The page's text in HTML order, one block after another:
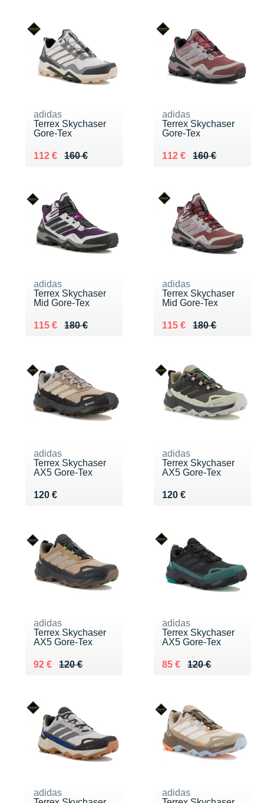
adidas
Terrex Skychaser
Gore-Tex
160 €
Au lieu de 160 €
112 €
Vendu 112 €
adidas
Terrex Skychaser
Gore-Tex
160 €
Au lieu de 160 €
112 €
Vendu 112 €
adidas
Terrex Skychaser
Mid Gore-Tex
180 €
Au lieu de 180 €
115 €
Vendu 115 €
adidas
Terrex Skychaser
Mid Gore-Tex
180 €
Au lieu de 180 €
115 €
Vendu 115 €
adidas
Terrex Skychaser
AX5 Gore-Tex
120 €
Vendu 120 €
adidas
Terrex Skychaser
AX5 Gore-Tex
120 €
Vendu 120 €
adidas
Terrex Skychaser
AX5 Gore-Tex
120 €
Au lieu de 120 €
92 €
Vendu 92 €
adidas
Terrex Skychaser
AX5 Gore-Tex
120 €
Au lieu de 120 €
85 €
Vendu 85 €
adidas
adidas